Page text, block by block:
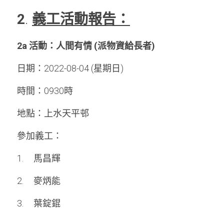
2. 義工活動報告：
2a 活動：人間有情 (派物資給長者)
日期：2022-08-04 (星期日)
時間：0930時
地點：上水天平邨
參加義工：
1.     馬昌輝
2.     麥炳能
3.     葉錠錕